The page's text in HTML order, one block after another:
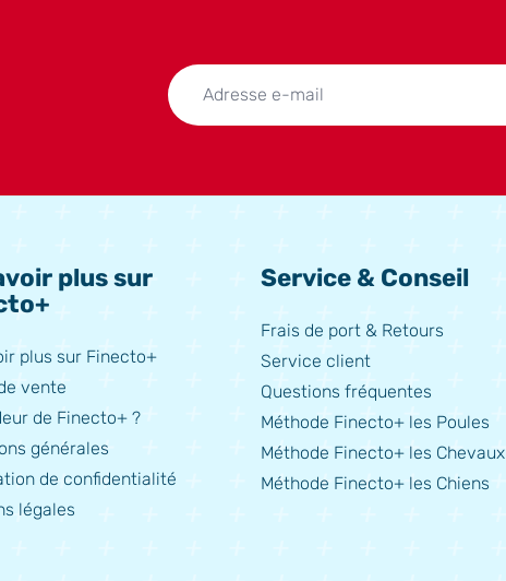
plus sur
plus sur Finecto+
vente
de Finecto+ ?
générales
de confidentialité
légales
Service & Conseil
Frais de port & Retours
Service client
Questions fréquentes
Méthode Finecto+ les Poules
Méthode Finecto+ les Chevaux
Méthode Finecto+ les Chiens